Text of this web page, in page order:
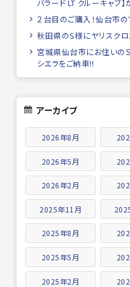
バラード LT クルーキャブ
２台目のご購入！仙台市
秋田県のS様にヤリスクロ
宮城県仙台市にお住いの
シエラをご納車!!
アーカイブ
2026年8月
2026年5月
2026年2月
2025年11月
2025年8月
2025年5月
2025年2月